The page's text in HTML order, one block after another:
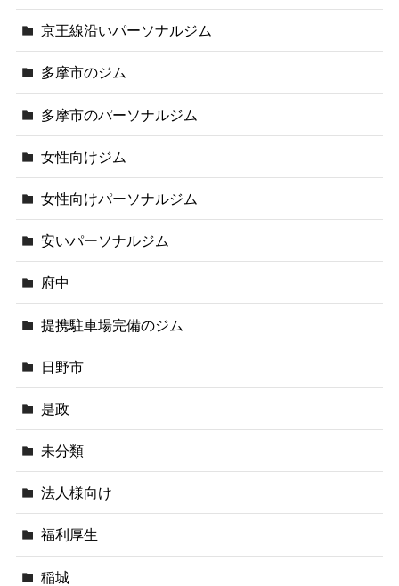
京王線沿いパーソナルジム
多摩市のジム
多摩市のパーソナルジム
女性向けジム
女性向けパーソナルジム
安いパーソナルジム
府中
提携駐車場完備のジム
日野市
是政
未分類
法人様向け
福利厚生
稲城